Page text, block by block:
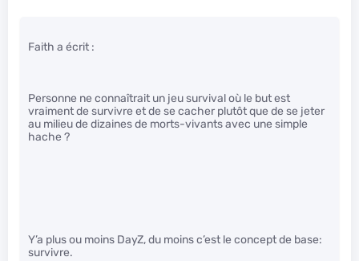
Faith a écrit :
Personne ne connaîtrait un jeu survival où le but est
vraiment de survivre et de se cacher plutôt que de se jeter
au milieu de dizaines de morts-vivants avec une simple
hache ?
Y’a plus ou moins DayZ, du moins c’est le concept de base:
survivre.